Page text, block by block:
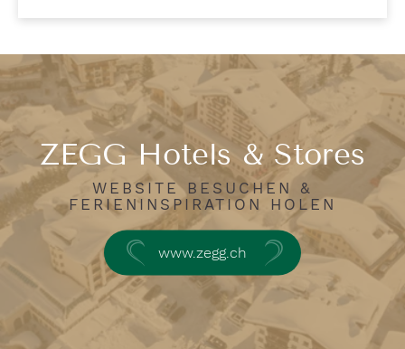
ZEGG Hotels & Stores
WEBSITE BESUCHEN &
FERIENINSPIRATION HOLEN
www.zegg.ch